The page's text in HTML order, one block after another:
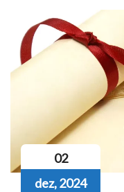
02
dez, 2024